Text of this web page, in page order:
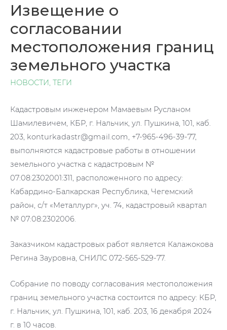
Извещение о
согласовании
местоположения границ
земельного участка
НОВОСТИ, ТЕГИ
Кадастровым инженером Мамаевым Русланом
Шамилевичем, КБР, г. Нальчик, ул. Пушкина, 101, каб.
203, konturkadastr@gmail.com, +7-965-496-39-77,
выполняются кадастровые работы в отношении
земельного участка с кадастровым №
07:08:2302001:311, расположенного по адресу:
Кабардино-Балкарская Республика, Чегемский
район, с/т «Металлург», уч. 74, кадастровый квартал
№ 07:08:2302006.
Заказчиком кадастровых работ является Калажокова
Регина Зауровна, СНИЛC 072-565-529-77.
Собрание по поводу согласования местоположения
границ земельного участка состоится по адресу: КБР,
г. Нальчик, ул. Пушкина, 101, каб. 203, 16 декабря 2024
г. в 10 часов.